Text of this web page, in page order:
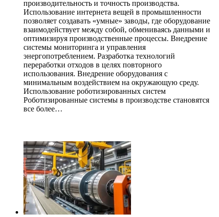
производительность и точность производства.
Использование интернета вещей в промышленности
позволяет создавать «умные» заводы, где оборудование
взаимодействует между собой, обмениваясь данными и
оптимизируя производственные процессы. Внедрение
системы мониторинга и управления
энергопотреблением. Разработка технологий
переработки отходов в целях повторного
использования. Внедрение оборудования с
минимальным воздействием на окружающую среду.
Использование роботизированных систем
Роботизированные системы в производстве становятся
все более…